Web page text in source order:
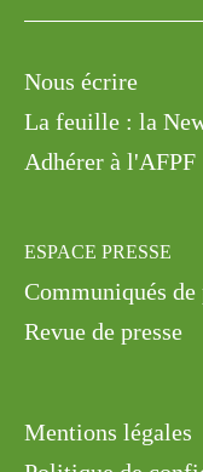
Nous écrire
La feuille : la
Adhérer à l'AFPF
ESPACE PRESSE
Communiqués de
Revue de presse
Mentions légales